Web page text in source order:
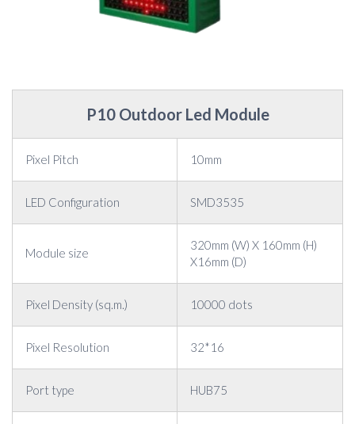
P10 Outdoor Led Module
Pixel Pitch 10mm
LED Configuration SMD3535
Module size
320mm (W) X 160mm (H)
X16mm (D)
Pixel Density (sq.m.) 10000 dots
Pixel Resolution 32*16
Port type HUB75